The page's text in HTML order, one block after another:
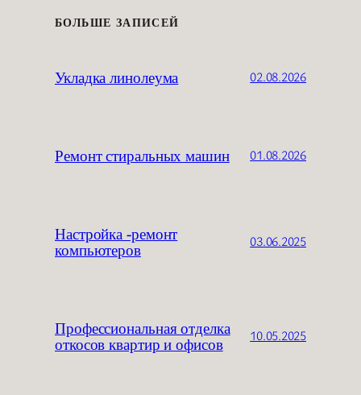
БОЛЬШЕ ЗАПИСЕЙ
Укладка линолеума 02.08.2026
Ремонт стиральных машин 01.08.2026
Настройка -ремонт
компьютеров 03.06.2025
Профессиональная отделка
откосов квартир и офисов 10.05.2025